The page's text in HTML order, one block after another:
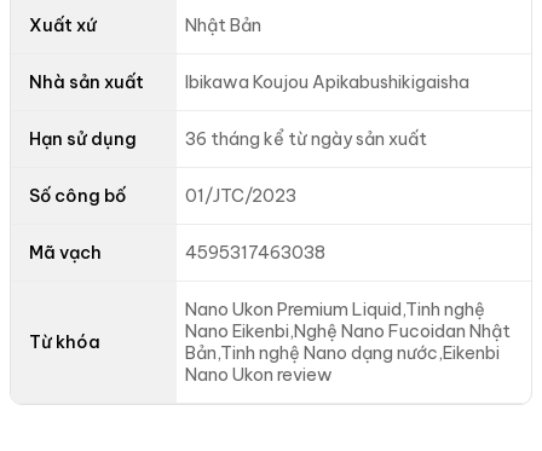
Xuất xứ Nhật Bản
Nhà sản xuất Ibikawa Koujou Apikabushikigaisha
Hạn sử dụng 36 tháng kể từ ngày sản xuất
Số công bố 01/JTC/2023
Mã vạch 4595317463038
Từ khóa
Nano Ukon Premium Liquid,Tinh nghệ
Nano Eikenbi,Nghệ Nano Fucoidan Nhật
Bản,Tinh nghệ Nano dạng nước,Eikenbi
Nano Ukon review